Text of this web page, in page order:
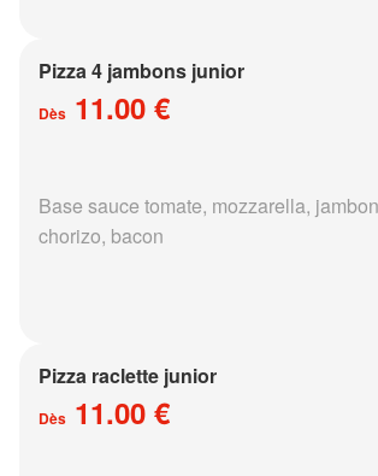
Pizza 4 jambons junior
Dès 11.00 €
Base sauce tomate, mozzarella,
chorizo, bacon
Pizza raclette junior
Dès 11.00 €